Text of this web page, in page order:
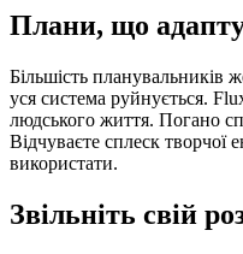
Плани, що
Більшість планувальників
уся система руйнується.
людського життя. Погано
Відчуваєте сплеск творчої
використати.
Звільніть свій